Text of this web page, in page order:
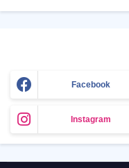
Facebook
Instagram